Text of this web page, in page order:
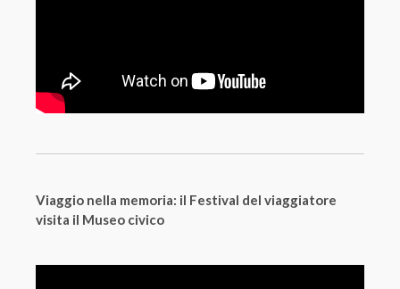
Viaggio nella memoria: il Festival del viaggiatore
visita il Museo civico